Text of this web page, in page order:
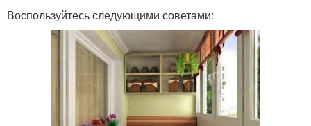
Воспользуйтесь следующими советами: